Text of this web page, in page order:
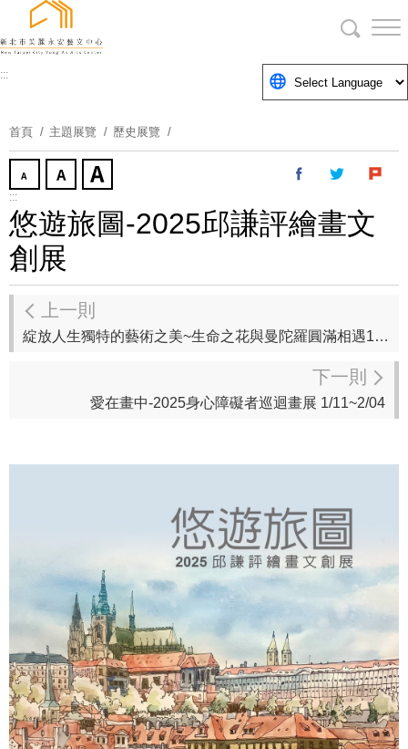
主
要
塊
:::
首頁 主題展覽 歷史展覽
:::
悠遊旅圖-2025邱謙評繪畫文
創展
上一則
綻放人生獨特的藝術之美~生命之花與曼陀羅圓滿相遇114/2/27~114/3/17
下一則
愛在畫中-2025身心障礙者巡迴畫展 1/11~2/04